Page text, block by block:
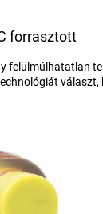
forrasztott
felülmúlhatatlan